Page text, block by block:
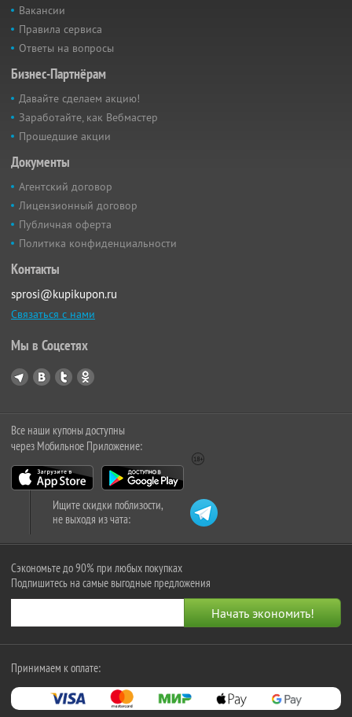
Вакансии
Правила сервиса
Ответы на вопросы
Бизнес-Партнёрам
Давайте сделаем акцию!
Заработайте, как Вебмастер
Прошедшие акции
Документы
Агентский договор
Лицензионный договор
Публичная оферта
Политика конфиденциальности
Контакты
sprosi@kupikupon.ru
Связаться с нами
Мы в Соцсетях
Все наши купоны доступны
через Мобильное Приложение:
Ищите скидки поблизости,
не выходя из чата:
Сэкономьте до 90% при любых покупках
Подпишитесь на самые выгодные предложения
Принимаем к оплате: